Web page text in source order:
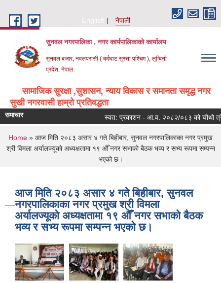
English
नेपाली
सुनवल नगरपालिका , नगर कार्यपालिकाको कार्यालय
सुनवल बजार, नवलपरासी ( बर्दघाट सुस्ता पश्चिम ), लुम्बिनी
प्रदेश, नेपाल
सामाजिक सुरक्षा ,सुशासन, न्याय विकास र समानता समृद्ध नगर
सुखी नगरवासी हाम्रो प्रतिवद्धता
समाचार स्वत: प्रकाशन - आ.व. २०८२/०८३ को चौथो
You are here
Home » आज मिति २०८३ असार ४ गते बिहीबार, सुनवल नगरपालिकाका नगर प्रमुख
श्री विमला अर्यालज्यूको अध्यक्षतामा १९ औँ नगर सभाको बैठक भव्य र सभ्य रूपमा सम्पन्न
भएको छ।
आज मिति २०८३ असार ४ गते बिहीबार, सुनवल
नगरपालिकाका नगर प्रमुख श्री विमला
अर्यालज्यूको अध्यक्षतामा १९ औँ नगर सभाको बैठक
भव्य र सभ्य रूपमा सम्पन्न भएको छ।